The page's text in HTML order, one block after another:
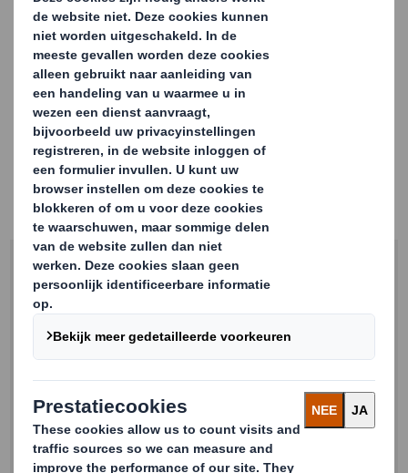
Om inzicht te krijgen in de supply chain uitdagingen
waarmee bedrijven worden geconfronteerd, hebben we
een enquête gehouden onder 300 leidinggevenden die
verantwoordelijk zijn voor supply chains, inkoop,
verpakkingen, grondstoffen of duurzaamheid.
Lees hoe onze respondenten denken dat een
geoptimaliseerde verpakking hen zal helpen het milieu-
effect op hun supply chain te verminderen.
Download het report en verkrijg nieuwe inzichten.
Voornaam
Achternaam